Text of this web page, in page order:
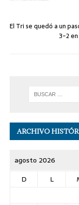
El Tri se quedó a un
3-2
ARCHIVO
agosto 2026
D
L